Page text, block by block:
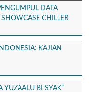
DATA
CHILLER
KAJIAN
YUZAALU BI SYAK”